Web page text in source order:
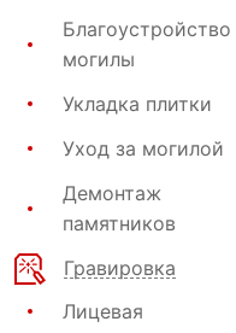
Благоустройство
могилы
Укладка плитки
Уход за могилой
Демонтаж
памятников
Гравировка
Лицевая